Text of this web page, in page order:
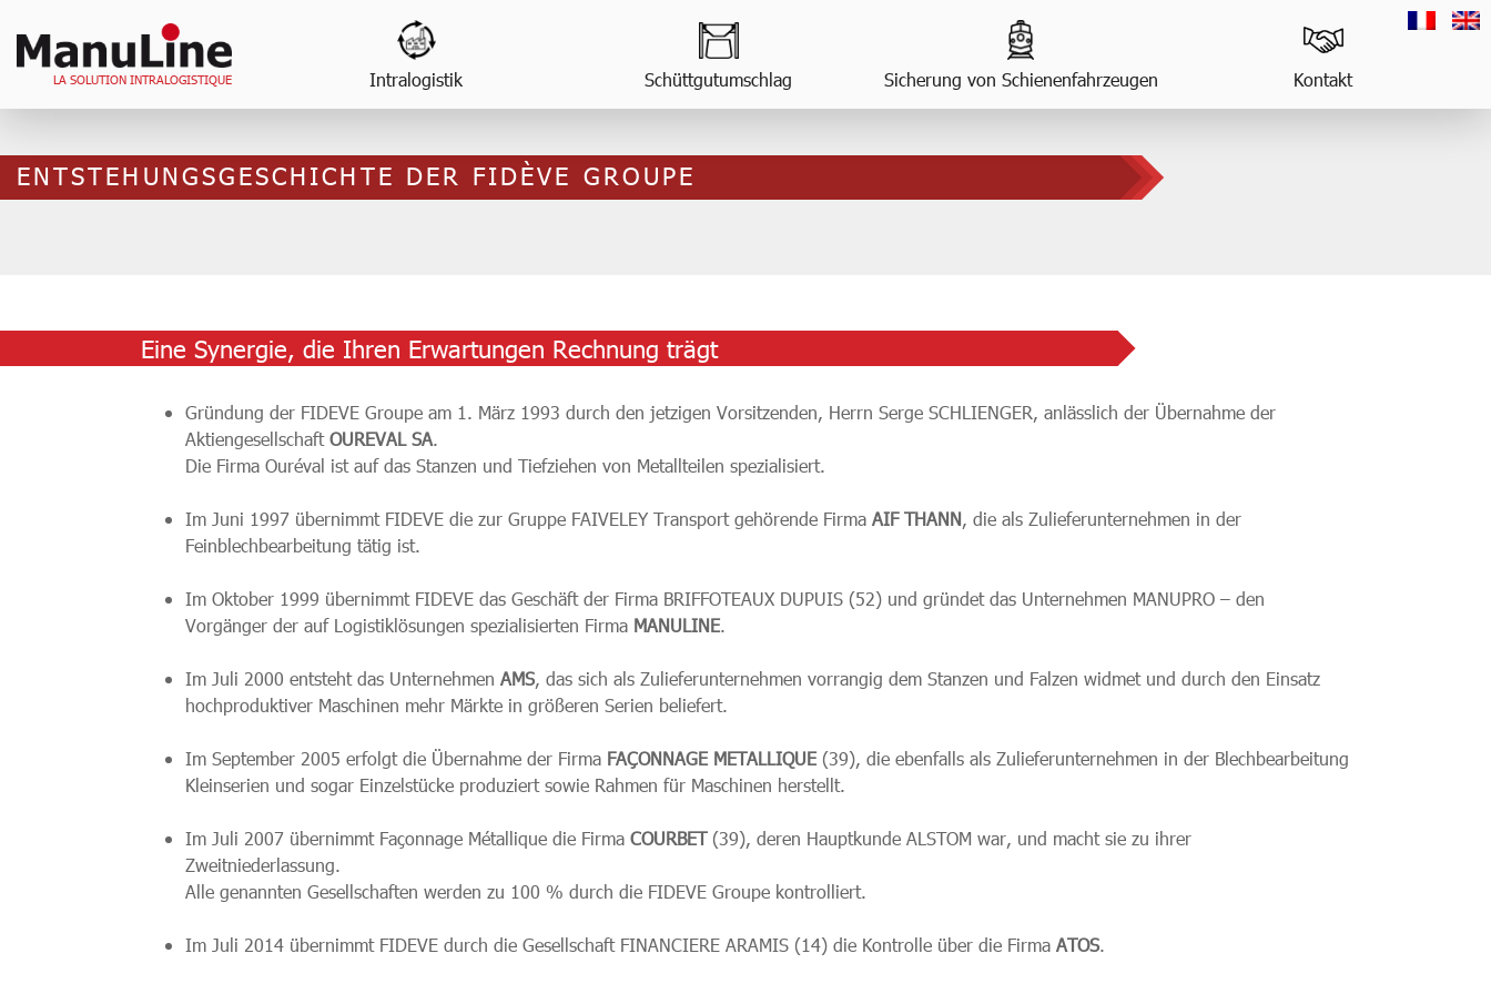
content
LA SOLUTION INTRALOGISTIQUE Intralogistik Schüttgutumschlag Sicherung von Schienenfahrzeugen Kontakt
ENTSTEHUNGSGESCHICHTE DER FIDÈVE GROUPE
Eine Synergie, die Ihren Erwartungen Rechnung trägt
Gründung der FIDEVE Groupe am 1. März 1993 durch den jetzigen Vorsitzenden, Herrn Serge SCHLIENGER, anlässlich der Übernahme der
AktiengesellschaftOUREVAL SA.
Die Firma Ouréval ist auf das Stanzen und Tiefziehen von Metallteilen spezialisiert.
Im Juni 1997 übernimmt FIDEVE die zur Gruppe FAIVELEY Transport gehörende Firma AIF THANN, die als Zulieferunternehmen in der
Feinblechbearbeitung tätig ist.
Im Oktober 1999 übernimmt FIDEVE das Geschäft der Firma BRIFFOTEAUX DUPUIS (52) und gründet das Unternehmen MANUPRO – den
Vorgänger der auf Logistiklösungen spezialisierten Firma MANULINE.
Im Juli 2000 entsteht das Unternehmen AMS, das sich als Zulieferunternehmen vorrangig dem Stanzen und Falzen widmet und durch den Einsatz
hochproduktiver Maschinen mehr Märkte in größeren Serien beliefert.
Im September 2005 erfolgt die Übernahme der Firma FAÇONNAGE METALLIQUE(39), die ebenfalls als Zulieferunternehmen in der Blechbearbeitung
Kleinserien und sogar Einzelstücke produziert sowie Rahmen für Maschinen herstellt.
Im Juli 2007 übernimmt Façonnage Métallique die Firma COURBET (39), deren Hauptkunde ALSTOM war, und macht sie zu ihrer
Zweitniederlassung.
Alle genannten Gesellschaften werden zu 100 % durch die FIDEVE Groupe kontrolliert.
Im Juli 2014 übernimmt FIDEVE durch die Gesellschaft FINANCIERE ARAMIS (14) die Kontrolle über die Firma ATOS.